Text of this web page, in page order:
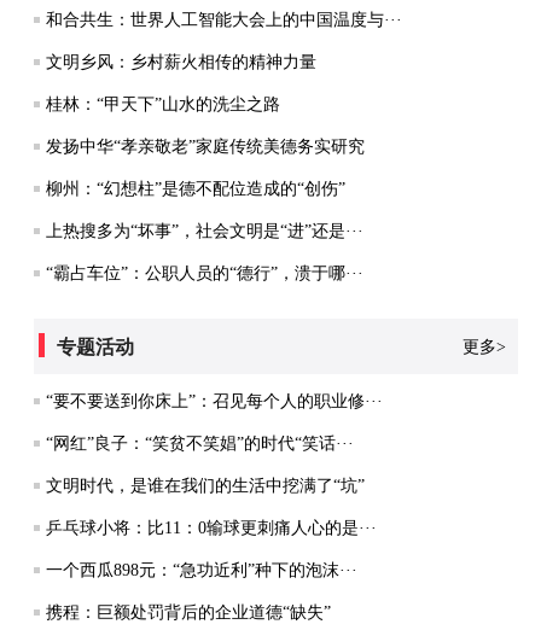
和合共生：世界人工智能大会上的中国温度与···
文明乡风：乡村薪火相传的精神力量
桂林：“甲天下”山水的洗尘之路
发扬中华“孝亲敬老”家庭传统美德务实研究
柳州：“幻想柱”是德不配位造成的“创伤”
上热搜多为“坏事”，社会文明是“进”还是···
“霸占车位”：公职人员的“德行”，溃于哪···
专题活动 更多>
“要不要送到你床上”：召见每个人的职业修···
“网红”良子：“笑贫不笑娼”的时代“笑话···
文明时代，是谁在我们的生活中挖满了“坑”
乒乓球小将：比11：0输球更刺痛人心的是···
一个西瓜898元：“急功近利”种下的泡沫···
携程：巨额处罚背后的企业道德“缺失”